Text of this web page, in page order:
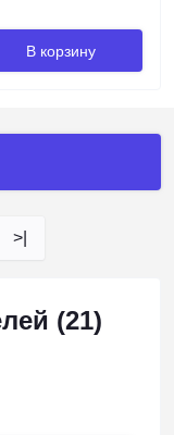
В корзину
>|
(21)